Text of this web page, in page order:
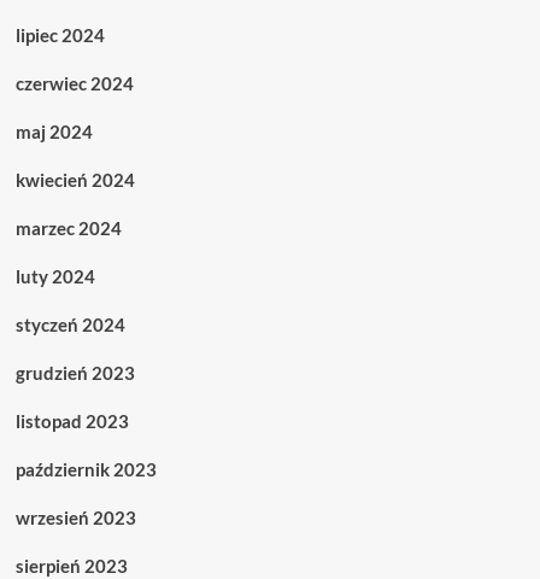
lipiec 2024
czerwiec 2024
maj 2024
kwiecień 2024
marzec 2024
luty 2024
styczeń 2024
grudzień 2023
listopad 2023
październik 2023
wrzesień 2023
sierpień 2023